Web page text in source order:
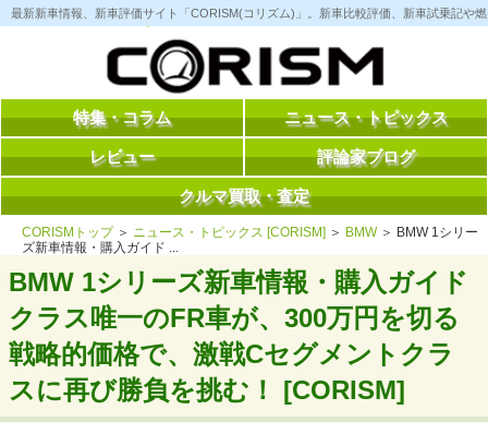
コ
ン
へ
最新新車情報、新車評価サイト「CORISM(コリズム)」。新車比較評価、新車試乗記や
特集・コラム ニュース・トピックス
レビュー 評論家ブログ
クルマ買取・査定
CORISMトップ＞ ニュース・トピックス [CORISM] ＞ BMW＞ BMW 1シリー
ズ新車情報・購入ガイド ...
BMW 1シリーズ新車情報・購入ガイド
クラス唯一のFR車が、300万円を切る
戦略的価格で、激戦Cセグメントクラ
スに再び勝負を挑む！ [CORISM]